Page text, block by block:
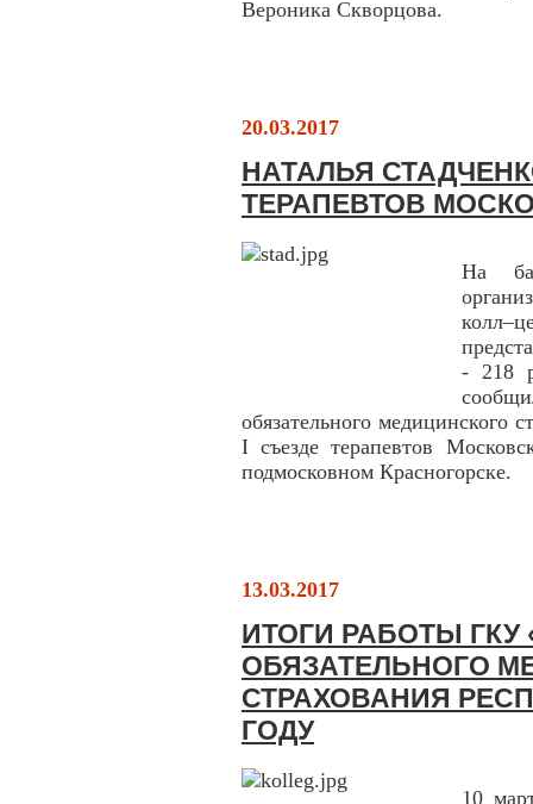
Вероника Скворцова.
20.03.2017
НАТАЛЬЯ
ТЕРАПЕВТОВ
На
- 218
обязательного медицинского
I съезде терапевтов
подмосковном Красногорске.
13.03.2017
ИТОГИ РАБОТЫ
ОБЯЗАТЕЛЬНОГО
СТРАХОВАНИЯ
ГОДУ
10